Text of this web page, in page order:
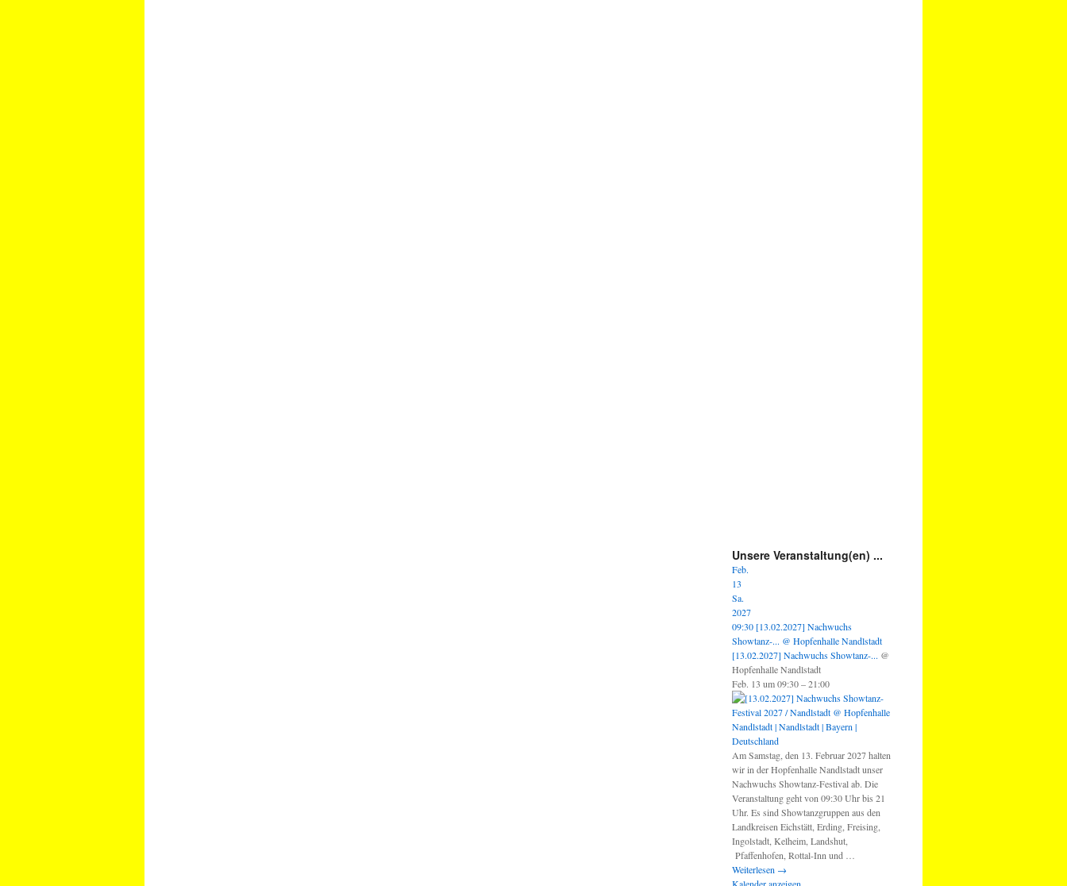
Unsere Veranstaltung(en) ...
Feb.
13
Sa.
2027
09:30 [13.02.2027] Nachwuchs
Showtanz-... @ Hopfenhalle Nandlstadt
[13.02.2027] Nachwuchs Showtanz-... @
Hopfenhalle Nandlstadt
Feb. 13 um 09:30 – 21:00
Am Samstag, den 13. Februar 2027 halten
wir in der Hopfenhalle Nandlstadt unser
Nachwuchs Showtanz-Festival ab. Die
Veranstaltung geht von 09:30 Uhr bis 21
Uhr. Es sind Showtanzgruppen aus den
Landkreisen Eichstätt, Erding, Freising,
Ingolstadt, Kelheim, Landshut,
Pfaffenhofen, Rottal-Inn und …
Weiterlesen →